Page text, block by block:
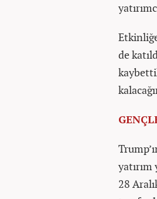
de
28